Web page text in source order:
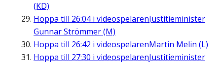
(KD)
Hoppa till 26:04i videospelarenJustitieminister
Gunnar Strömmer (M)
Hoppa till 26:42 i videospelarenMartin Melin (L)
Hoppa till 27:30 i videospelarenJustitieminister